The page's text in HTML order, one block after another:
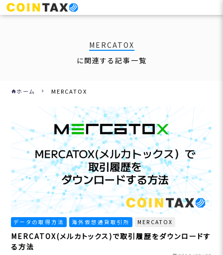
MERCATOX
に関連する記事一覧
homeホーム MERCATOX
データの取得方法 海外仮想通貨取引所 MERCATOX
MERCATOX(メルカトックス)で取引履歴をダウンロードす
る方法